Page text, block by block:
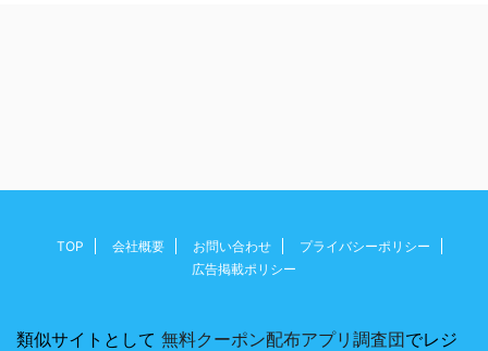
TOP 会社概要 お問い合わせ
プライバシーポリシー
広告掲載ポリシー
類似サイトとして 無料クーポン配布アプリ調査団でレジ